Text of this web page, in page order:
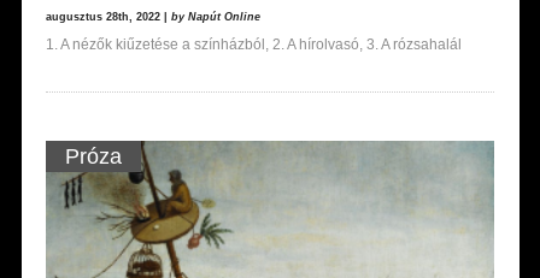
augusztus 28th, 2022 | by Napút Online
1. A nézők kiűzetése a színházból, 2. A hírolvasó, 3. A rózsahalál
Próza